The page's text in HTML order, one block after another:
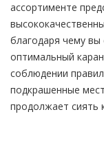
ассортименте
благодаря чему
оптимальный
соблюдении
подкрашенные
продолжает сиять